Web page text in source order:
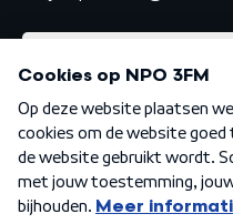
Algemene voorwaarden